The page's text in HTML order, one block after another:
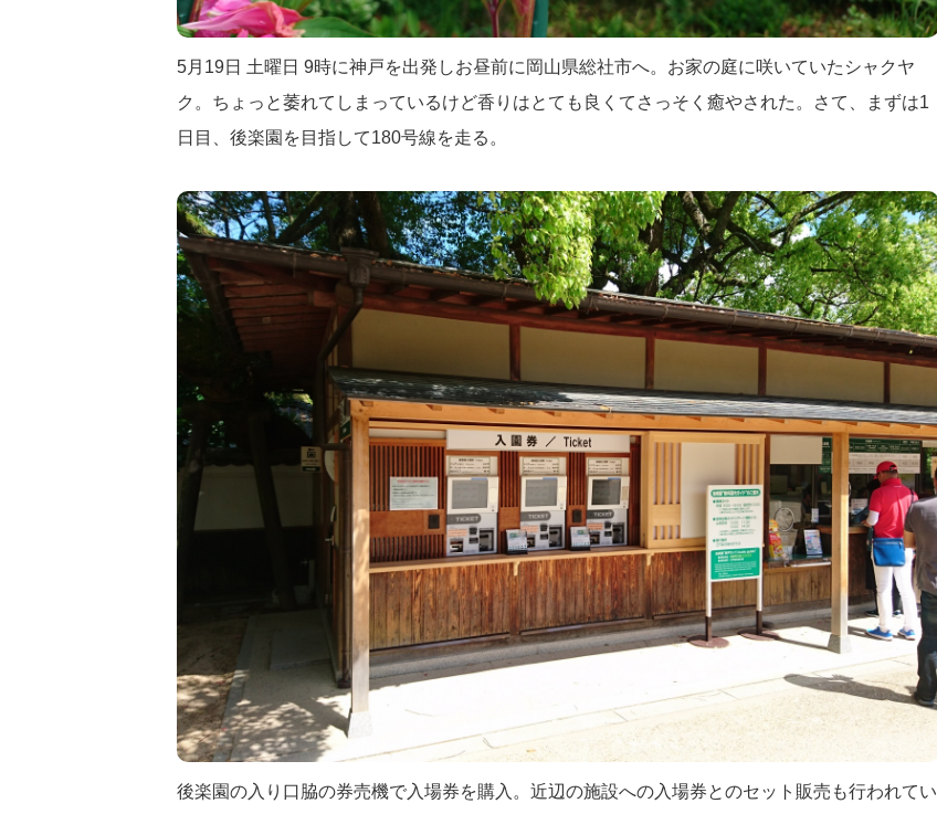
5月19日 土曜日 9時に神戸を出発しお昼前に岡山県総社市へ。お家の庭に咲いていたシャクヤ
ク。ちょっと萎れてしまっているけど香りはとても良くてさっそく癒やされた。さて、まずは1
日目、後楽園を目指して180号線を走る。
後楽園の入り口脇の券売機で入場券を購入。近辺の施設への入場券とのセット販売も行われてい